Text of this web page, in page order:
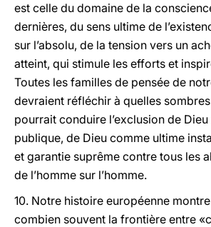
est celle du domaine de la
dernières, du sens ultime de
sur l’absolu, de la tension vers un
atteint, qui stimule les efforts et
Toutes les familles de pensée de
devraient réfléchir à quelles
pourrait conduire l’exclusion de
publique, de Dieu comme ultime
et garantie suprême contre tous les
de l’homme sur l’homme.
10. Notre histoire européenne
combien souvent la frontière entre